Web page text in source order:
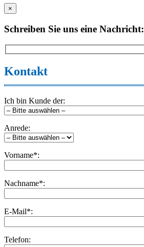
×
Schreiben Sie uns eine Nachricht:
Kontakt
Ich bin Kunde der:
Anrede:
Vorname*:
Nachname*:
E-Mail*:
Telefon: